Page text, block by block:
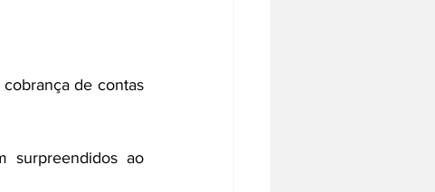
de contas
surpreendidos ao